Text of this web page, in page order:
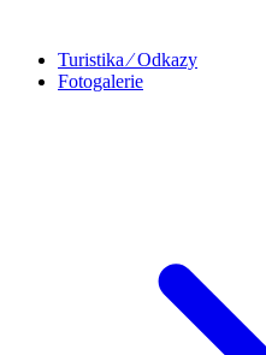
Turistika ⁄ Odkazy
Fotogalerie